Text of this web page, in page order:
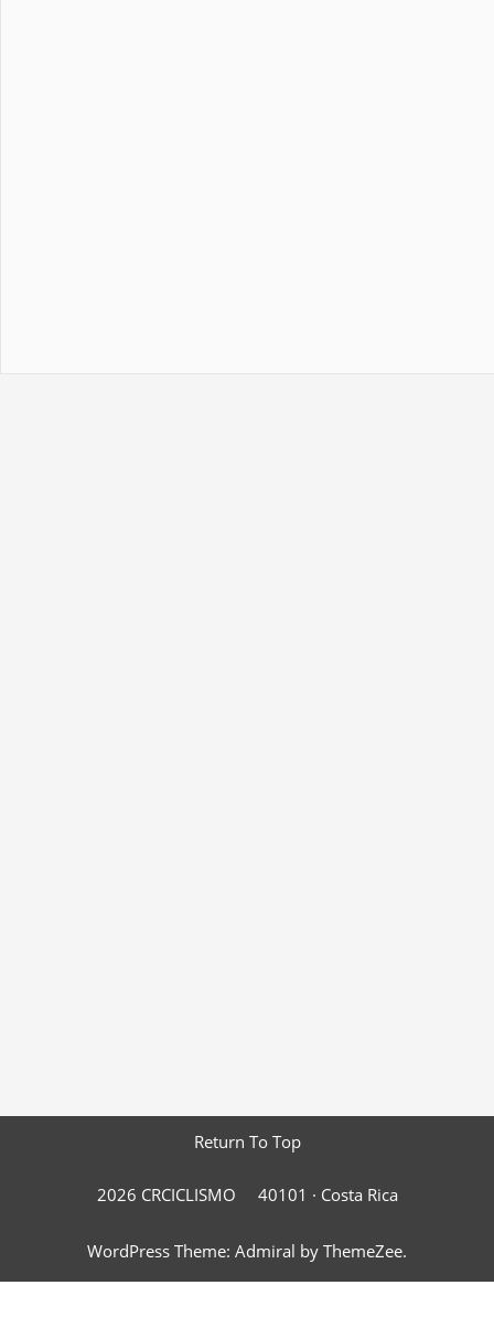
Return To Top
2026 CRCICLISMO 40101 · Costa Rica
WordPress Theme: Admiral by ThemeZee.